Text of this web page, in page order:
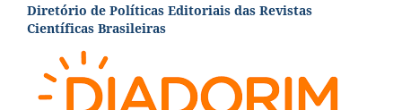
Diretório de Políticas Editoriais das Revistas
Científicas Brasileiras